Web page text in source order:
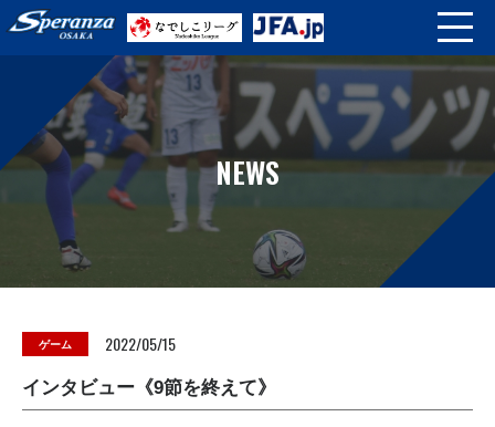
NEWS
ゲーム 2022/05/15
インタビュー《9節を終えて》